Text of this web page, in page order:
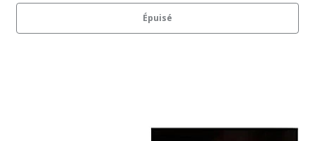
Épuisé